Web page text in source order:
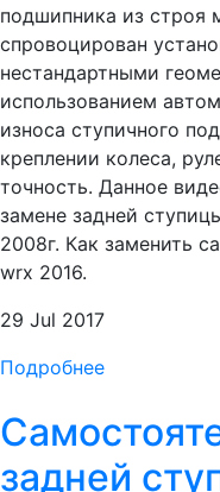
подшипника из строя
спровоцирован
нестандартными
использованием
износа ступичного
креплении колеса,
точность. Данное
замене задней
2008г. Как заменить
wrx 2016.
29 Jul 2017
Подробнее
задней